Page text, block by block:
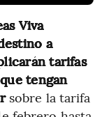
Viva
a
tarifas
tengan
sobre la tarifa